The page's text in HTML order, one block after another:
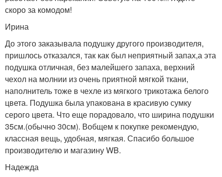
скоро за комодом!
Ирина
До этого заказывала подушку другого производителя,
пришлось отказался, так как был неприятный запах,а эта
подушка отличная, без малейшего запаха, верхний
чехол на молнии из очень приятной мягкой ткани,
наполнитель тоже в чехле из мягкого трикотажа белого
цвета. Подушка была упакована в красивую сумку
серого цвета. Что еще порадовало, что ширина подушки
35см.(обычно 30см). Вобщем к покупке рекомендую,
классная вещь, удобная, мягкая. Спасибо большое
производителю и магазину WB.
Надежда